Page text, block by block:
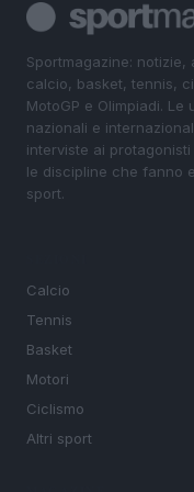
Sportmagazine:
calcio, basket, tennis,
MotoGP e Olimpiadi.
nazionali e
interviste ai
le discipline che fanno
sport.
Calcio
Tennis
Basket
Motori
Ciclismo
Altri sport